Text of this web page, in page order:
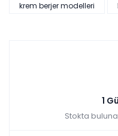
krem berjer modelleri
1
Stokta